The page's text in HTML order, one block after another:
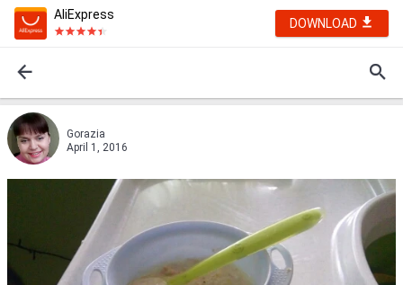
AliExpress
DOWNLOAD
Gorazia
April 1, 2016